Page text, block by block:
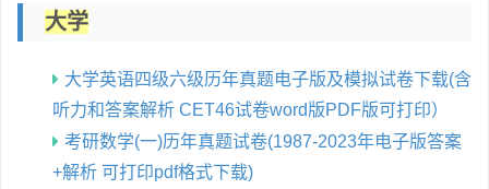
大学
大学英语四级六级历年真题电子版及模拟试卷下载(含
听力和答案解析 CET46试卷word版PDF版可打印）
考研数学(一)历年真题试卷(1987-2023年电子版答案
+解析 可打印pdf格式下载)